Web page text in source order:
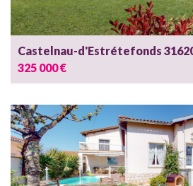
Castelnau-d'Estrétefonds
325 000 €